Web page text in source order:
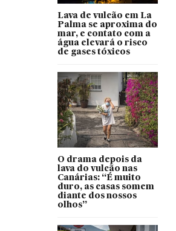
Lava de vulcão em La
Palma se aproxima do
mar, e contato com a
água elevará o risco
de gases tóxicos
O drama depois da
lava do vulcão nas
Canárias: “É muito
duro, as casas somem
diante dos nossos
olhos”